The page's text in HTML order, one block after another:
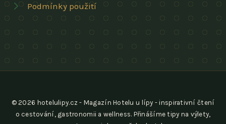
Podmínky použití
© 2026 hotelulipy.cz - Magazín Hotelu u lípy - inspirativní čtení
o cestování, gastronomii a wellness. Přinášíme tipy na výlety,